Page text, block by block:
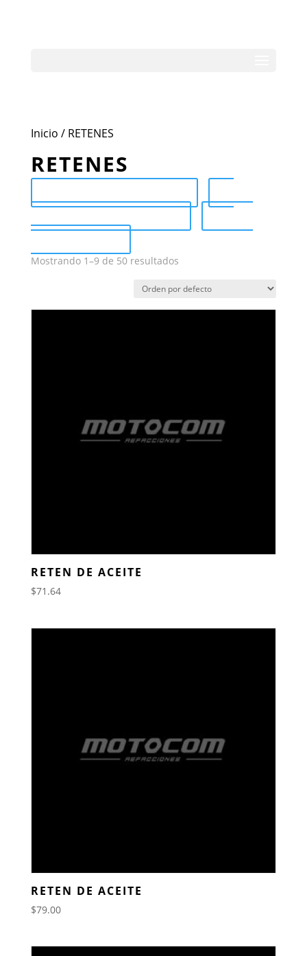
Inicio / RETENES
RETENES
Mostrando 1–9 de 50 resultados
RETEN DE ACEITE
$71.64
RETEN DE ACEITE
$79.00